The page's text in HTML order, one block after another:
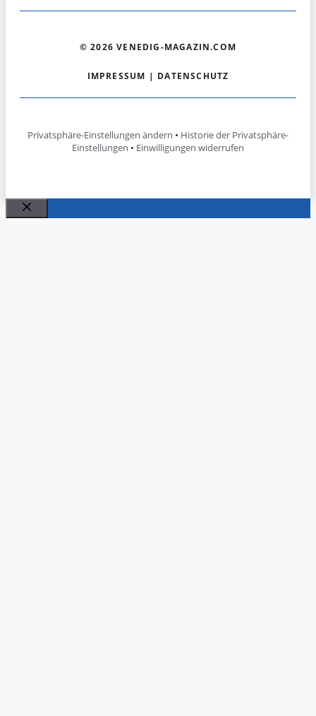
© 2026 VENEDIG-MAGAZIN.COM
IMPRESSUM | DATENSCHUTZ
Privatsphäre-Einstellungen ändern • Historie der Privatsphäre-
Einstellungen • Einwilligungen widerrufen
Schließen